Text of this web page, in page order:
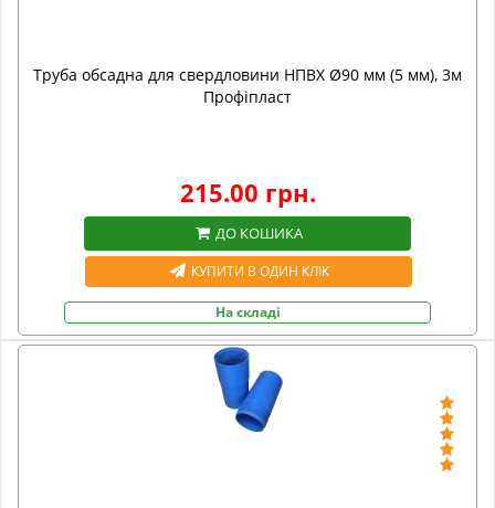
Труба обсадна для свердловини НПВХ Ø90 мм (5 мм), 3м
Профіпласт
215.00 грн.
ДО КОШИКА
КУПИТИ В ОДИН КЛІК
На складі